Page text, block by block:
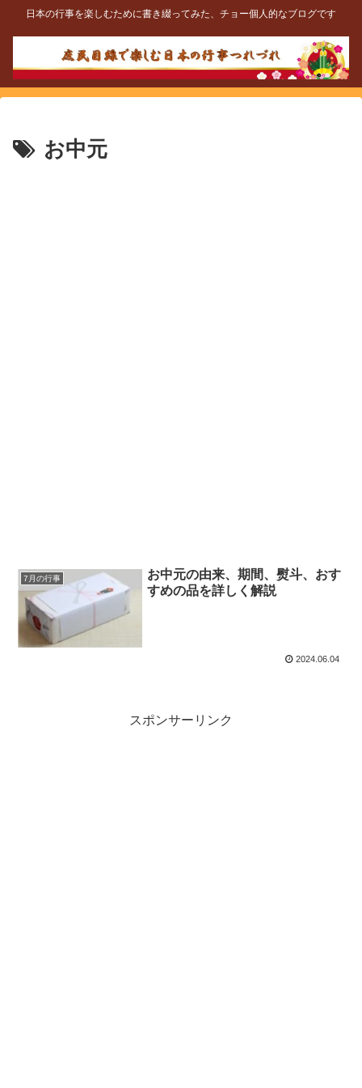
日本の行事を楽しむために書き綴ってみた、チョー個人的なブログです
お中元
7月の行事
お中元の由来、期間、熨斗、おす
すめの品を詳しく解説
2024.06.04
スポンサーリンク